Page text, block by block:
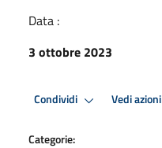
Data :
3 ottobre 2023
Condividi Vedi azioni
Categorie: